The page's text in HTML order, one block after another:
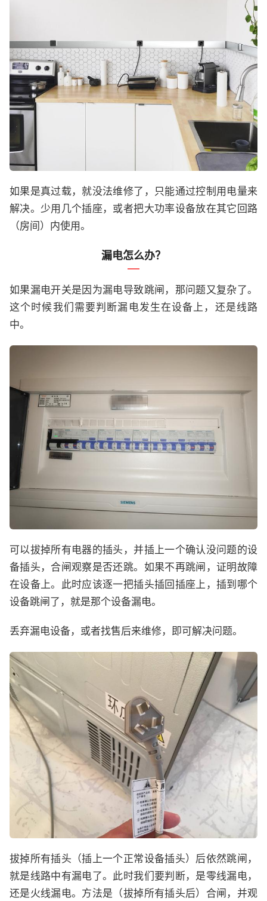
如果是真过载，就没法维修了，只能通过控制用电量来
解决。少用几个插座，或者把大功率设备放在其它回路
（房间）内使用。
漏电怎么办？
如果漏电开关是因为漏电导致跳闸，那问题又复杂了。
这个时候我们需要判断漏电发生在设备上，还是线路
中。
可以拔掉所有电器的插头，并插上一个确认没问题的设
备插头，合闸观察是否还跳。如果不再跳闸，证明故障
在设备上。此时应该逐一把插头插回插座上，插到哪个
设备跳闸了，就是那个设备漏电。
丢弃漏电设备，或者找售后来维修，即可解决问题。
拔掉所有插头（插上一个正常设备插头）后依然跳闸，
就是线路中有漏电了。此时我们要判断，是零线漏电，
还是火线漏电。方法是（拔掉所有插头后）合闸，并观